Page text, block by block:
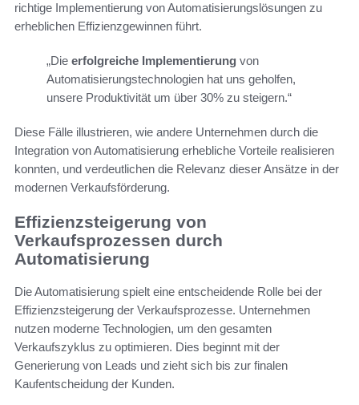
richtige Implementierung von Automatisierungslösungen zu
erheblichen Effizienzgewinnen führt.
„Die erfolgreiche Implementierung von
Automatisierungstechnologien hat uns geholfen,
unsere Produktivität um über 30% zu steigern.“
Diese Fälle illustrieren, wie andere Unternehmen durch die
Integration von Automatisierung erhebliche Vorteile realisieren
konnten, und verdeutlichen die Relevanz dieser Ansätze in der
modernen Verkaufsförderung.
Effizienzsteigerung von
Verkaufsprozessen durch
Automatisierung
Die Automatisierung spielt eine entscheidende Rolle bei der
Effizienzsteigerung der Verkaufsprozesse. Unternehmen
nutzen moderne Technologien, um den gesamten
Verkaufszyklus zu optimieren. Dies beginnt mit der
Generierung von Leads und zieht sich bis zur finalen
Kaufentscheidung der Kunden.